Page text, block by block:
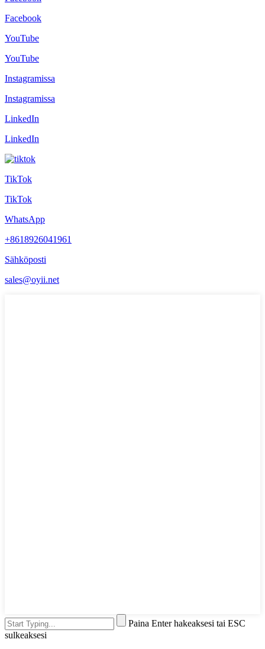
Facebook
YouTube
YouTube
Instagramissa
Instagramissa
LinkedIn
LinkedIn
TikTok
TikTok
WhatsApp
+8618926041961
Sähköposti
sales@oyii.net
Paina Enter hakeaksesi tai ESC
sulkeaksesi